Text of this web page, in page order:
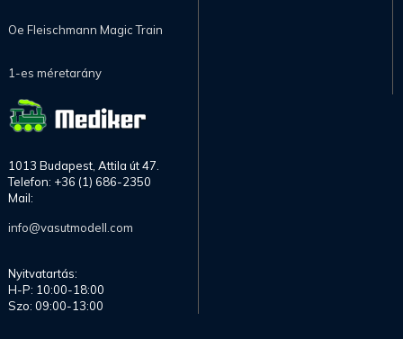
Oe Fleischmann Magic Train
1-es méretarány
1013 Budapest, Attila út 47.
Telefon: +36 (1) 686-2350
Mail:
info@vasutmodell.com
Nyitvatartás:
H-P: 10:00-18:00
Szo: 09:00-13:00